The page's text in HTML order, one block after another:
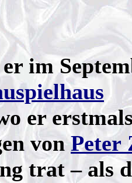
im
er
vonPeter
trat – als